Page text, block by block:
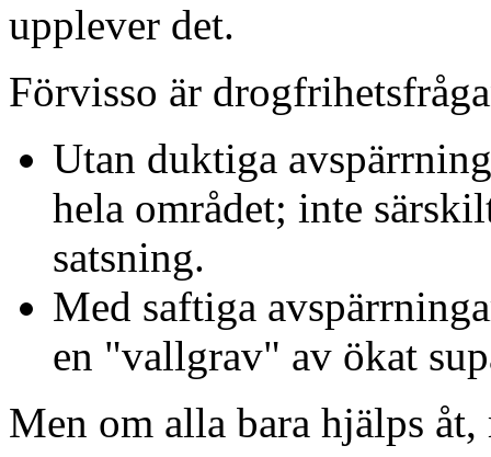
upplever det.
Förvisso är
Utan duktiga
hela området; inte
satsning.
Med saftiga
en "vallgrav" av ökat
Men om alla bara hjälps åt,